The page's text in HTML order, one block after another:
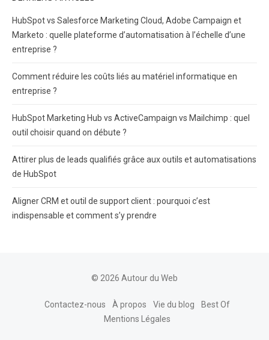
HubSpot vs Salesforce Marketing Cloud, Adobe Campaign et
Marketo : quelle plateforme d’automatisation à l’échelle d’une
entreprise ?
Comment réduire les coûts liés au matériel informatique en
entreprise ?
HubSpot Marketing Hub vs ActiveCampaign vs Mailchimp : quel
outil choisir quand on débute ?
Attirer plus de leads qualifiés grâce aux outils et automatisations
de HubSpot
Aligner CRM et outil de support client : pourquoi c’est
indispensable et comment s’y prendre
© 2026 Autour du Web
Contactez-nous À propos Vie du blog
Best Of
Mentions Légales